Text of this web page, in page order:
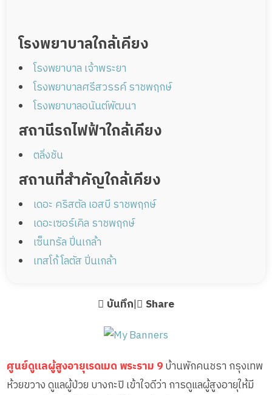
โรงพยาบาลใกล้เคียง
โรงพยาบาล เจ้าพระยา
โรงพยาบาลศรีสวรรค์ ราชพฤกษ์
โรงพยาบาลอนันต์พัฒนา
สถานีรถไฟฟ้าใกล้เคียง
ตลิ่งชัน
สถานที่สำคัญใกล้เคียง
เดอะ คริสตัล เอสบี ราชพฤกษ์
เดอะเซอร์เคิล ราชพฤกษ์
เซ็นทรัล ปิ่นเกล้า
เทสโก้ โลตัส ปิ่นเกล้า
บันทึก| Share
ศูนย์ดูแลผู้สูงอายุเรดเมด พระราม 9บ้านพักคนชรา กรุงเทพ
ห้วยขวาง ดูแลผู้ป่วย บางกะปิ เข้าใจดีว่า การดูแลผู้สูงอายุให้มี